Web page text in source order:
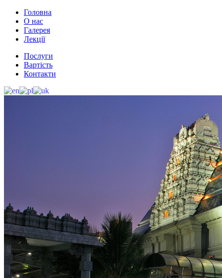
Головна
О нас
Галерея
Лекції
Послуги
Вартість
Контакти